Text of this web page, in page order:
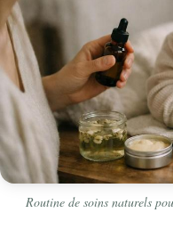
Routine de soins naturels